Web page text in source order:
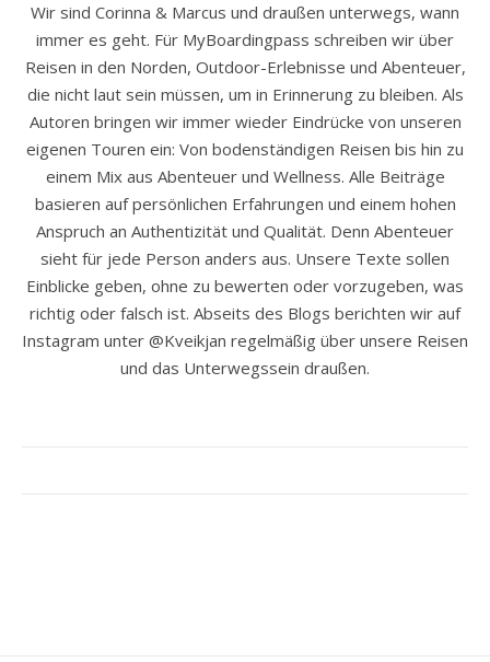
Wir sind Corinna & Marcus und draußen unterwegs, wann
immer es geht. Für MyBoardingpass schreiben wir über
Reisen in den Norden, Outdoor-Erlebnisse und Abenteuer,
die nicht laut sein müssen, um in Erinnerung zu bleiben. Als
Autoren bringen wir immer wieder Eindrücke von unseren
eigenen Touren ein: Von bodenständigen Reisen bis hin zu
einem Mix aus Abenteuer und Wellness. Alle Beiträge
basieren auf persönlichen Erfahrungen und einem hohen
Anspruch an Authentizität und Qualität. Denn Abenteuer
sieht für jede Person anders aus. Unsere Texte sollen
Einblicke geben, ohne zu bewerten oder vorzugeben, was
richtig oder falsch ist. Abseits des Blogs berichten wir auf
Instagram unter @Kveikjan regelmäßig über unsere Reisen
und das Unterwegssein draußen.